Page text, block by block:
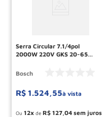
Serra Circular 7.1/4pol
2000W 220V GKS 20-65
Bosch
R$ 1.524 55à vista
Ou 12 de R$ 127 04